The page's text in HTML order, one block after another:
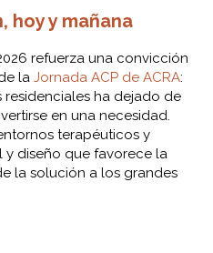
hoy y mañana
refuerza una convicción
la Jornada ACP de ACRA:
ha dejado de
en una necesidad.
terapéuticos y
y diseño que favorece la
la solución a los grandes